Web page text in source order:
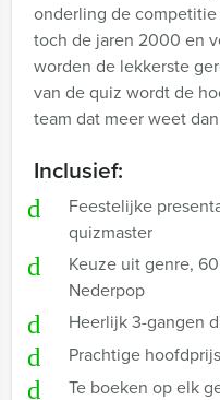
onderling de competitie
toch de jaren 2000 en
worden de lekkerste
van de quiz wordt de
team dat meer weet
Inclusief:
Feestelijke
quizmaster
Keuze uit genre,
Nederpop
Heerlijk 3-gangen
Prachtige
Te boeken op elk